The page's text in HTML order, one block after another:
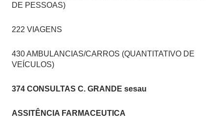
DE PESSOAS)
222 VIAGENS
430 AMBULANCIAS/CARROS (QUANTITATIVO DE
VEÍCULOS)
374 CONSULTAS C. GRANDE sesau
ASSITÊNCIA FARMACEUTICA